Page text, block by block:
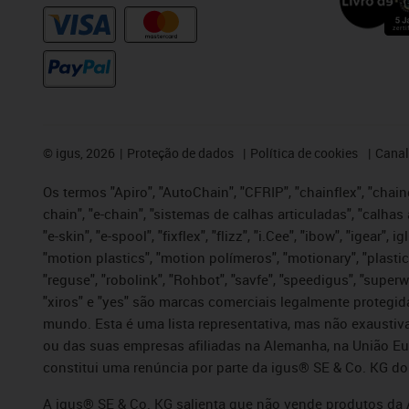
© igus, 2026 Proteção de dados Política de cookies
Os termos "Apiro", "AutoChain", "CFRIP", "chainflex",
chain", "e-chain", "sistemas de calhas articuladas",
"e-skin", "e-spool", "fixflex", "flizz", "i.Cee", "ibow", "igear",
"motion plastics", "motion polímeros", "motionary",
"reguse", "robolink", "Rohbot", "savfe", "speedigus",
"xiros" e "yes" são marcas comerciais legalmente
mundo. Esta é uma lista representativa, mas não
ou das suas empresas afiliadas na Alemanha, na União
constitui uma renúncia por parte da igus® SE & Co. KG
A igus® SE & Co. KG salienta que não vende produtos da